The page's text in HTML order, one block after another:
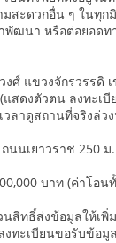
มสะดวกอื่น ๆ ในทุก
พัฒนา หรือต่อยอดท
งศ์ แขวงจักรวรรดิ
แสดงตัวตน ลงทะเ
ลาดูสถานที่จริงล่ว
นนเยาวราช 250 ม.
บาท (ค่าโอน
สิทธิ์ส่งข้อมูลให้เพิ่
ทะเบียนขอรับข้อมู